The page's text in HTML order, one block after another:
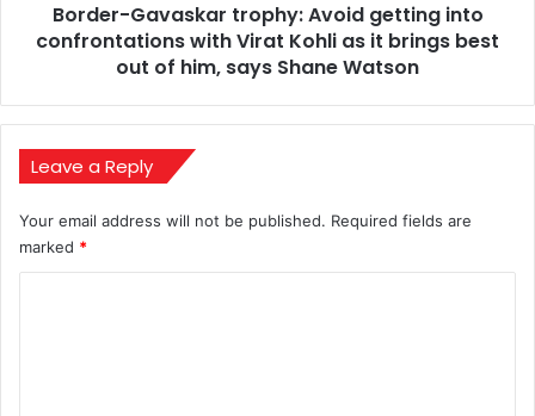
best
of
him,
says
Shane
Border-Gavaskar trophy: Avoid getting into
confrontations with Virat Kohli as it brings best
out of him, says Shane Watson
Leave a Reply
Your email address will not be published. Required fields are
marked *